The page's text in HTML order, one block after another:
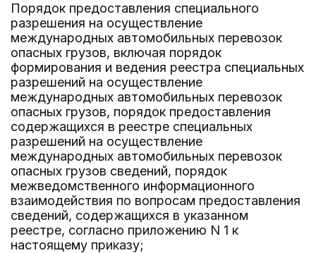
Порядок предоставления специального
разрешения на осуществление
международных автомобильных перевозок
опасных грузов, включая порядок
формирования и ведения реестра специальных
разрешений на осуществление
международных автомобильных перевозок
опасных грузов, порядок предоставления
содержащихся в реестре специальных
разрешений на осуществление
международных автомобильных перевозок
опасных грузов сведений, порядок
межведомственного информационного
взаимодействия по вопросам предоставления
сведений, содержащихся в указанном
реестре, согласно приложению N 1 к
настоящему приказу;